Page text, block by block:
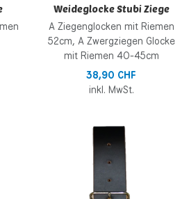
Weideglocke Stubi Ziege
A Ziegenglocken mit Riemen
52cm, A Zwergziegen Glocke
mit Riemen 40-45cm
38,90 CHF
inkl. MwSt.
Zur Wunschliste hinzufügen
Zur Vergleichsliste hinzufügen
Schnellansicht